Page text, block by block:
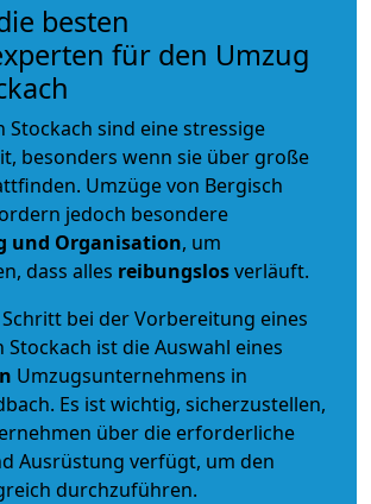
besten
für den Umzug
Stockach sind eine stressige
besonders wenn sie über große
Umzüge von Bergisch
jedoch besondere
und Organisation, um
dass alles reibungslosverläuft.
bei der Vorbereitung eines
Stockach ist die Auswahl eines
Umzugsunternehmens in
Es ist wichtig, sicherzustellen,
über die erforderliche
Ausrüstung verfügt, um den
durchzuführen.